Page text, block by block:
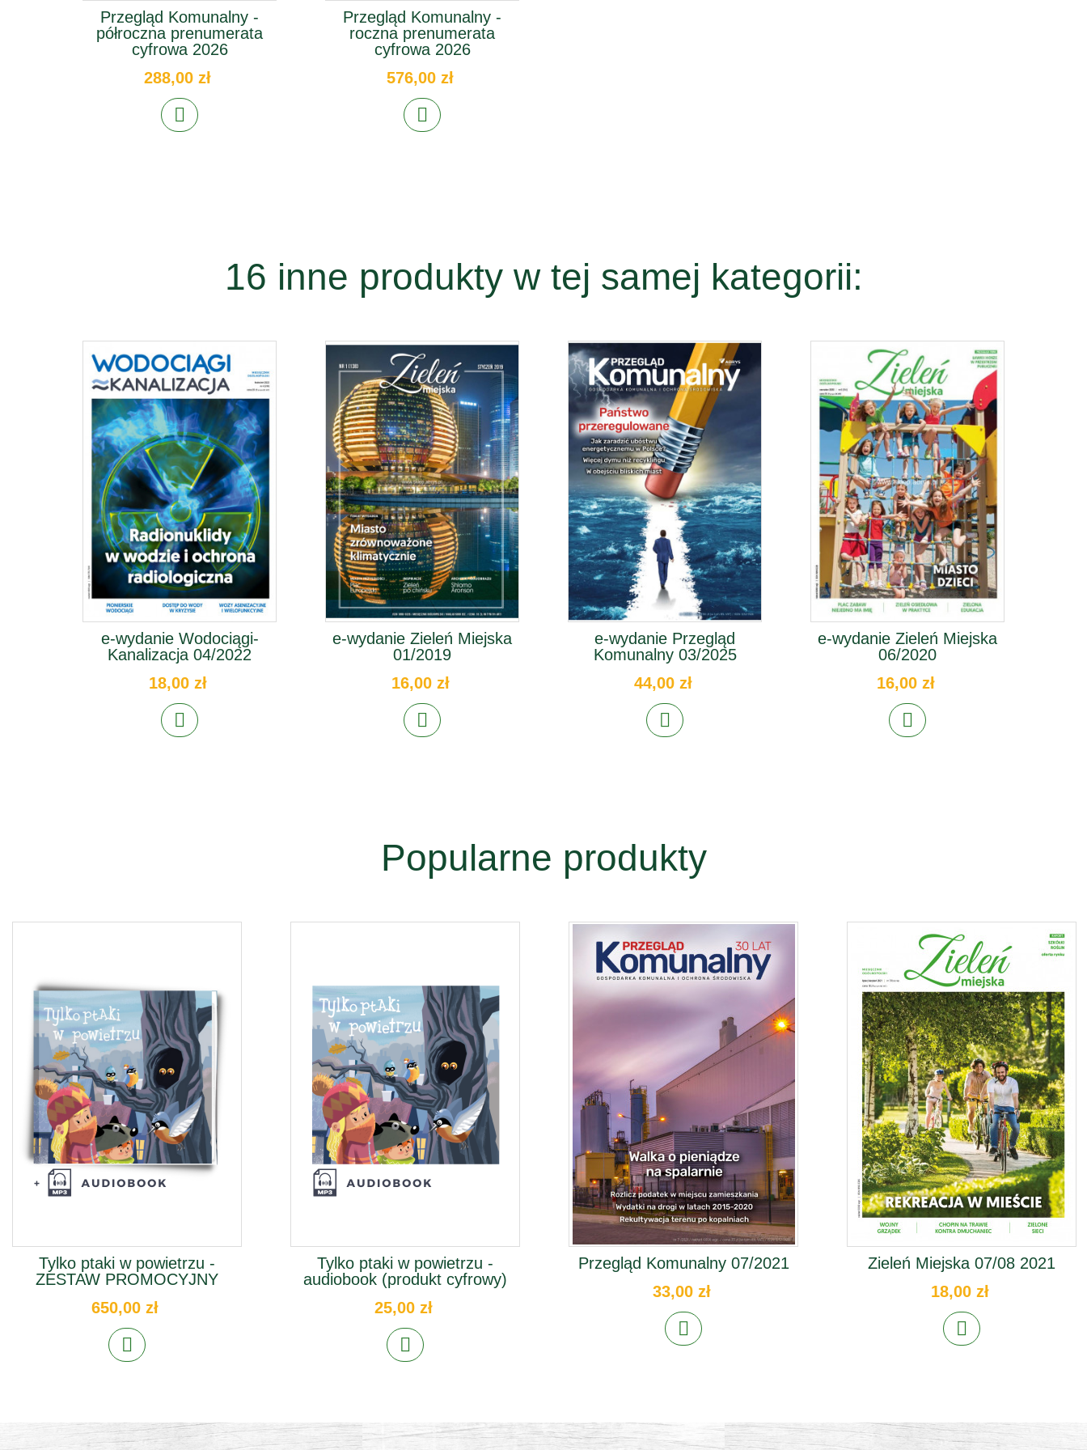
Przegląd Komunalny -
półroczna prenumerata
cyfrowa 2026
288,00 zł
Przegląd Komunalny -
roczna prenumerata
cyfrowa 2026
576,00 zł
16 inne produkty w tej samej kategorii:
e-wydanie Wodociągi-
Kanalizacja 04/2022
18,00 zł
e-wydanie Zieleń Miejska
01/2019
16,00 zł
e-wydanie Przegląd
Komunalny 03/2025
44,00 zł
e-wydanie Zieleń Miejska
06/2020
16,00 zł
Popularne produkty
Tylko ptaki w powietrzu -
ZESTAW PROMOCYJNY
650,00 zł
Tylko ptaki w powietrzu -
audiobook (produkt cyfrowy)
25,00 zł
Przegląd Komunalny 07/2021
33,00 zł
Zieleń Miejska 07/08 2021
18,00 zł